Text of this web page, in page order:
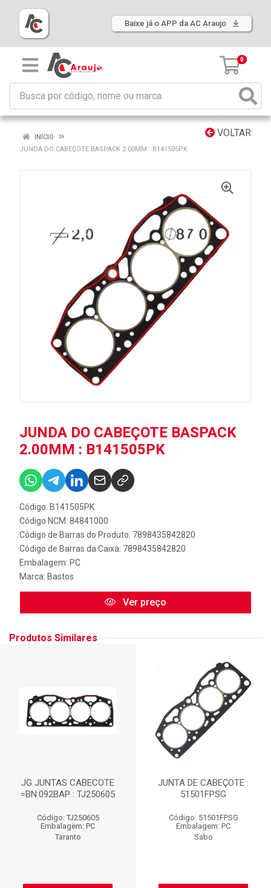
Baixe já o APP da AC Araujo
0
VOLTAR
INÍCIO
JUNDA DO CABEÇOTE BASPACK 2.00MM : B141505PK
JUNDA DO CABEÇOTE BASPACK
2.00MM : B141505PK
Código: B141505PK
Código NCM: 84841000
Código de Barras do Produto: 7898435842820
Código de Barras da Caixa: 7898435842820
Embalagem: PC
Marca: Bastos
Ver preço
Produtos Similares
JG JUNTAS CABECOTE
=BN.092BAP : TJ250605
Código: TJ250605
Embalagem: PC
Taranto
JUNTA DE CABEÇOTE :
51501FPSG
Código: 51501FPSG
Embalagem: PC
Sabo